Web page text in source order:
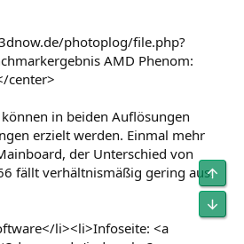
photoplog/file.php?
AMD Phenom:
center>
in beiden Auflösungen
erzielt werden. Einmal mehr
der Unterschied von
fällt verhältnismäßig gering aus.
li><li>Infoseite: <a